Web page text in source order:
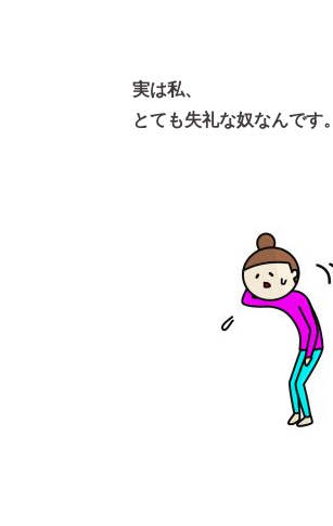
実は私、
とても失礼な奴なんです。